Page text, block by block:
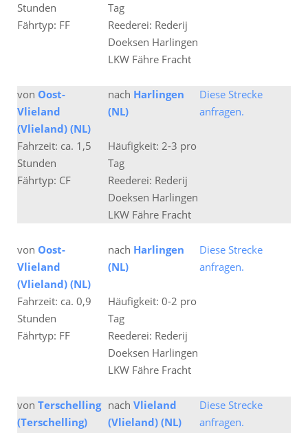
Stunden
Tag
Fährtyp: FF
Reederei: Rederij
Doeksen Harlingen
LKW Fähre Fracht
von Oost-
Vlieland
(Vlieland) (NL)
nach Harlingen
(NL)
Diese Strecke
anfragen.
Fahrzeit: ca. 1,5
Stunden
Häufigkeit: 2-3 pro
Tag
Fährtyp: CF
Reederei: Rederij
Doeksen Harlingen
LKW Fähre Fracht
von Oost-
Vlieland
(Vlieland) (NL)
nach Harlingen
(NL)
Diese Strecke
anfragen.
Fahrzeit: ca. 0,9
Stunden
Häufigkeit: 0-2 pro
Tag
Fährtyp: FF
Reederei: Rederij
Doeksen Harlingen
LKW Fähre Fracht
von Terschelling
(Terschelling)
nach Vlieland
(Vlieland) (NL)
Diese Strecke
anfragen.